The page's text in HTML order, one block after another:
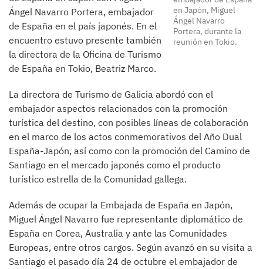
en Japón, Miguel
Ángel Navarro
Portera, durante la
reunión en Tokio.
Ángel Navarro Portera, embajador
de España en el país japonés. En el
encuentro estuvo presente también
la directora de la Oficina de Turismo
de España en Tokio, Beatriz Marco.
La directora de Turismo de Galicia abordó con el
embajador aspectos relacionados con la promoción
turística del destino, con posibles líneas de colaboración
en el marco de los actos conmemorativos del Año Dual
España-Japón, así como con la promoción del Camino de
Santiago en el mercado japonés como el producto
turístico estrella de la Comunidad gallega.
Además de ocupar la Embajada de España en Japón,
Miguel Ángel Navarro fue representante diplomático de
España en Corea, Australia y ante las Comunidades
Europeas, entre otros cargos. Según avanzó en su visita a
Santiago el pasado día 24 de octubre el embajador de